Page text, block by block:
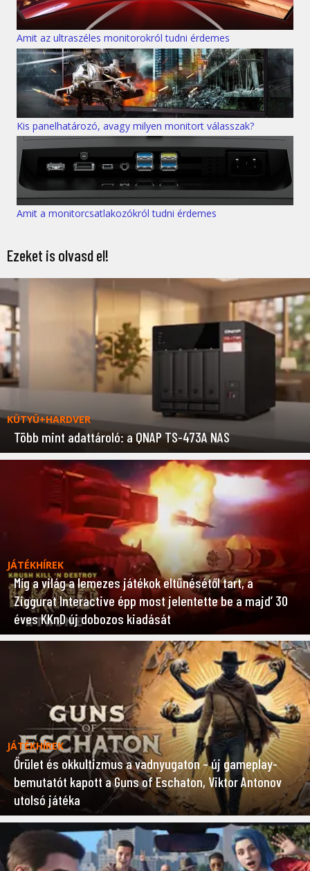
Amit az ultraszéles monitorokról tudni érdemes
Kis panelhatározó, avagy milyen monitort válasszak?
Amit a monitorcsatlakozókról tudni érdemes
Ezeket is olvasd el!
KÜTYÜ+HARDVER
Több mint adattároló: a QNAP TS-473A NAS
JÁTÉKHÍREK
Míg a világ a lemezes játékok eltűnésétől tart, a
Ziggurat Interactive épp most jelentette be a majd’ 30
éves KKnD új dobozos kiadását
JÁTÉKHÍREK
Őrület és okkultizmus a vadnyugaton – új gameplay-
bemutatót kapott a Guns of Eschaton, Viktor Antonov
utolsó játéka